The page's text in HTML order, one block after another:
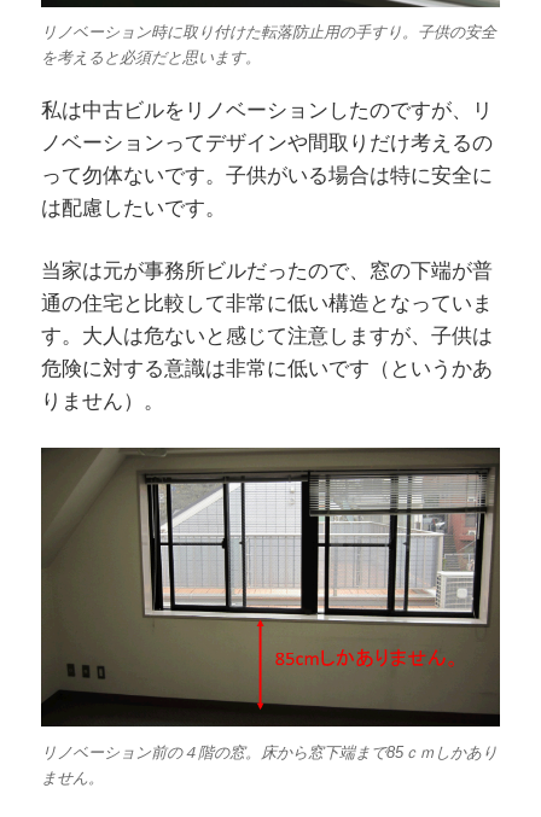
リノベーション時に取り付けた転落防止用の手すり。子供の安全
を考えると必須だと思います。
私は中古ビルをリノベーションしたのですが、リ
ノベーションってデザインや間取りだけ考えるの
って勿体ないです。子供がいる場合は特に安全に
は配慮したいです。
当家は元が事務所ビルだったので、窓の下端が普
通の住宅と比較して非常に低い構造となっていま
す。大人は危ないと感じて注意しますが、子供は
危険に対する意識は非常に低いです（というかあ
りません）。
リノベーション前の４階の窓。床から窓下端まで85ｃｍしかあり
ません。